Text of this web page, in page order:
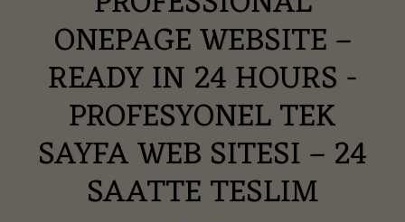
ONEPAGE WEBSITE –
READY IN 24 HOURS -
PROFESYONEL TEK
SAYFA WEB SITESI – 24
SAATTE TESLIM